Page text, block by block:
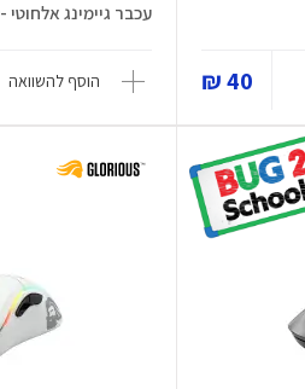
40 ₪
עכבר גיימינג אלחוטי -Model O
הוסף להשוואה